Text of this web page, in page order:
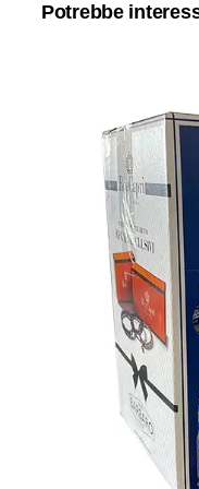
Potrebbe
1200
compatibili
Marchio
miscela